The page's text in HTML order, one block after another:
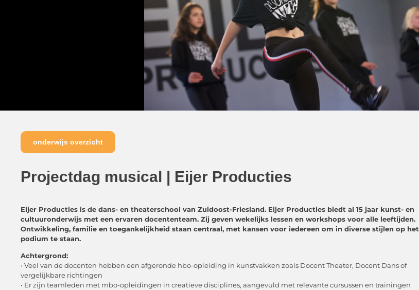
onderwijs overzicht
Projectdag musical | Eijer Producties
Eijer Producties is de dans- en theaterschool van Zuidoost-Friesland. Eijer Producties biedt al 15 jaar kunst- en
cultuuronderwijs met een ervaren docententeam. Zij geven wekelijks lessen en workshops voor alle leeftijden.
Ontwikkeling, familie en toegankelijkheid staan centraal, met kansen voor iedereen om in diverse stijlen op het
podium te staan.
Achtergrond:
• Veel van de docenten hebben een afgeronde hbo-opleiding in kunstvakken zoals Docent Theater, Docent Dans of
vergelijkbare richtingen
• Er zijn teamleden met mbo-opleidingen in creatieve disciplines, aangevuld met relevante cursussen en trainingen